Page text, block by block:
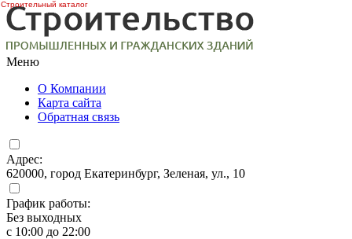
Меню
О Компании
Карта сайта
Обратная связь
Адрес:
620000, город Екатеринбург, Зеленая, ул., 10
График работы:
Без выходных
с 10:00 до 22:00
Строительный каталог